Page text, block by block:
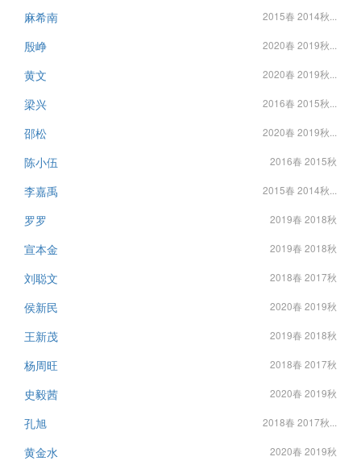
麻希南 2015春 2014秋...
殷峥 2020春 2019秋...
黄文 2020春 2019秋...
梁兴 2016春 2015秋...
邵松 2020春 2019秋...
陈小伍 2016春 2015秋
李嘉禹 2015春 2014秋...
罗罗 2019春 2018秋
宣本金 2019春 2018秋
刘聪文 2018春 2017秋
侯新民 2020春 2019秋
王新茂 2019春 2018秋
杨周旺 2018春 2017秋
史毅茜 2020春 2019秋
孔旭 2018春 2017秋...
黄金水 2020春 2019秋